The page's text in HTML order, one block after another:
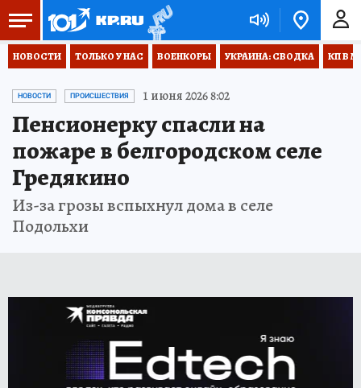
НОВОСТИ ТОЛЬКО У НАС ВОЕНКОРЫ УКРАИНА: СВОДКА КП В
НОВОСТИ ПРОИСШЕСТВИЯ 1 июня 2026 8:02
Пенсионерку спасли на
пожаре в белгородском селе
Гредякино
Из-за грозы вспыхнул дома в селе
Подольхи